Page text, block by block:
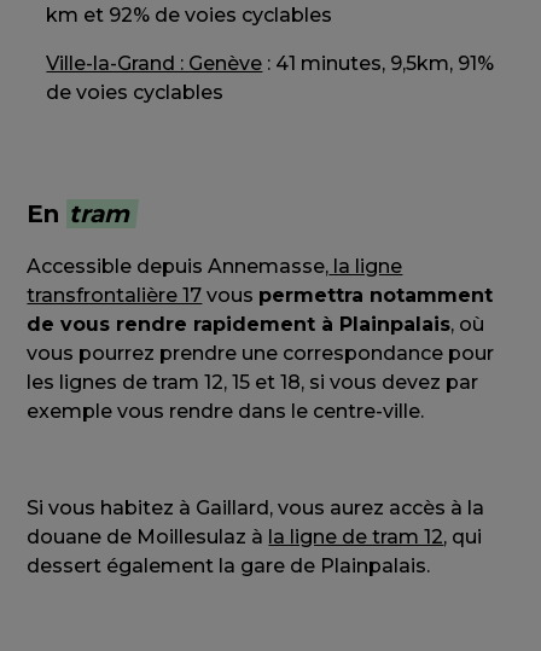
km et 92% de voies cyclables
Ville-la-Grand : Genève : 41 minutes, 9,5km, 91%
de voies cyclables
En tram
Accessible depuis Annemasse, la ligne
transfrontalière 17 vous permettra notamment
de vous rendre rapidement à Plainpalais, où
vous pourrez prendre une correspondance pour
les lignes de tram 12, 15 et 18, si vous devez par
exemple vous rendre dans le centre-ville.
Si vous habitez à Gaillard, vous aurez accès à la
douane de Moillesulaz à la ligne de tram 12, qui
dessert également la gare de Plainpalais.